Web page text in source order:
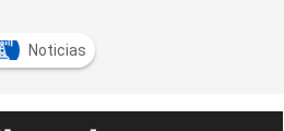
Noticias